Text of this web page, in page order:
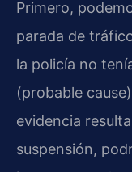
Primero,
parada de
la policía no
(probable
evidencia
suspensión,